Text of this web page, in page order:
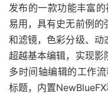
发布的一款功能丰富
易用，具有史无前例的
和滤镜，色彩分级、动
超越基本编辑，实现影
多时间轴编辑的工作
标题，内置